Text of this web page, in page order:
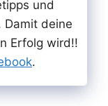
und
Damit deine
Erfolg wird!!
.